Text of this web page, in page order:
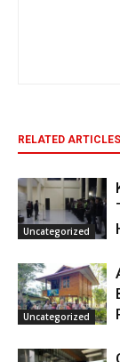
RELATED ARTICLES
Uncategorized
Uncategorized